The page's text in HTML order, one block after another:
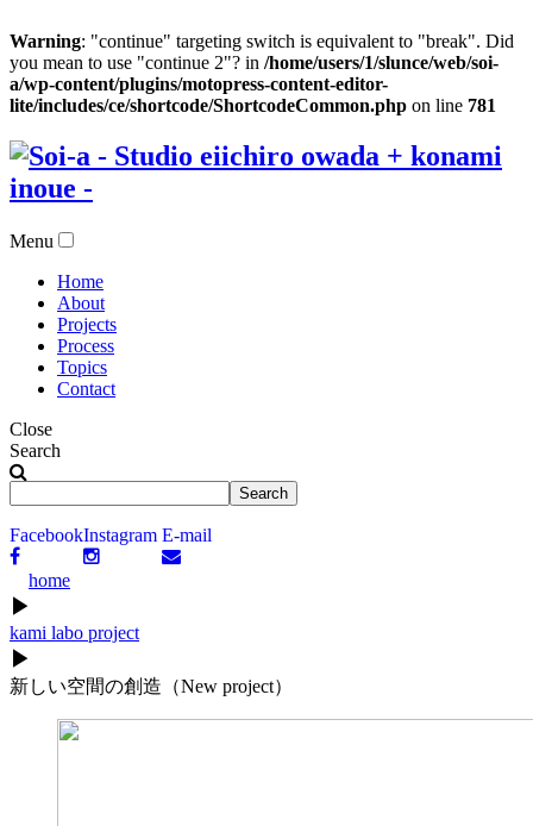
Warning: "continue" targeting switch is equivalent to "break". Did
you mean to use "continue 2"? in /home/users/1/slunce/web/soi-
a/wp-content/plugins/motopress-content-editor-
lite/includes/ce/shortcode/ShortcodeCommon.php on line 781
Menu
Home
About
Projects
Process
Topics
Contact
Close
Search
FacebookInstagram E-mail
home
▶
kami labo project
▶
新しい空間の創造（New project）